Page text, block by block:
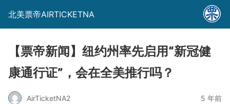
北美票帝AIRTICKETNA
【票帝新闻】纽约州率先启用“新冠健
康通行证”，会在全美推行吗？
AirTicketNA2 5 年前